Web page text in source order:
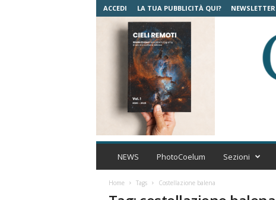
ACCEDI LA TUA PUBBLICITÀ QUI? NEWSLETTER
C
NEWS PhotoCoelum Sezioni
Home Tags Costellazione balena